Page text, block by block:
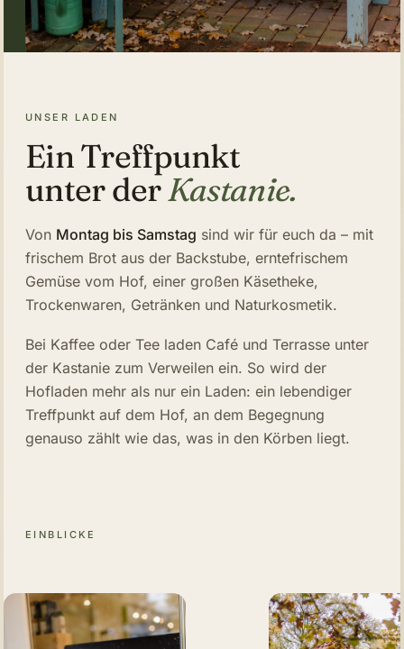
UNSER LADEN
Ein Treffpunkt
unter derKastanie.
Von Montag bis Samstag sind wir für euch da – mit
frischem Brot aus der Backstube, erntefrischem
Gemüse vom Hof, einer großen Käsetheke,
Trockenwaren, Getränken und Naturkosmetik.
Bei Kaffee oder Tee laden Café und Terrasse unter
der Kastanie zum Verweilen ein. So wird der
Hofladen mehr als nur ein Laden: ein lebendiger
Treffpunkt auf dem Hof, an dem Begegnung
genauso zählt wie das, was in den Körben liegt.
EINBLICKE